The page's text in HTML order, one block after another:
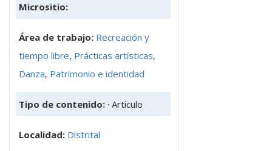
Micrositio:
Área de trabajo: Recreación y
tiempo libre, Prácticas artísticas,
Danza, Patrimonio e identidad
Tipo de contenido: · Artículo
Localidad: Distrital